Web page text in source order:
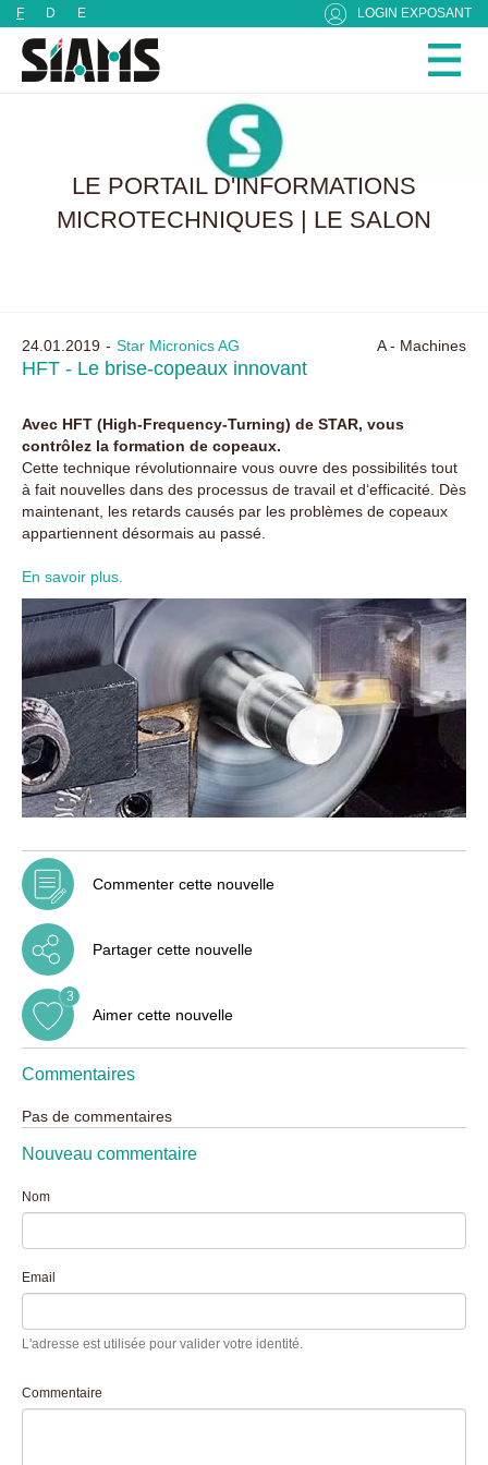
F D E LOGIN EXPOSANT
LE PORTAIL D'INFORMATIONS
MICROTECHNIQUES | LE SALON
24.01.2019 Star Micronics AG A - Machines
HFT - Le brise-copeaux innovant
Avec HFT (High-Frequency-Turning) de STAR, vous
contrôlez la formation de copeaux.
Cette technique révolutionnaire vous ouvre des possibilités tout
à fait nouvelles dans des processus de travail et d‘efficacité. Dès
maintenant, les retards causés par les problèmes de copeaux
appartiennent désormais au passé.
En savoir plus.
Commenter cette nouvelle
Partager cette nouvelle
Aimer cette nouvelle
3
Commentaires
Pas de commentaires
Nouveau commentaire
Nom
Email
L'adresse est utilisée pour valider votre identité.
Commentaire
Panneau de gestion des cookies